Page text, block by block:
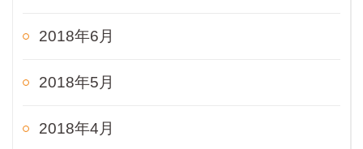
2018年6月
2018年5月
2018年4月